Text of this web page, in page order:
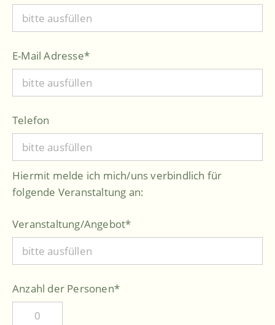
E-Mail Adresse*
Telefon
Hiermit melde ich mich/uns verbindlich für
folgende Veranstaltung an:
Veranstaltung/Angebot*
Anzahl der Personen*